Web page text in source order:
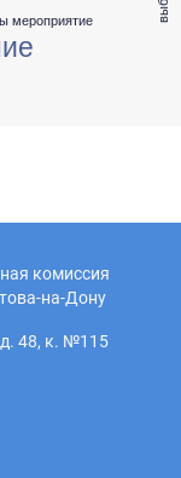
мероприятие
комиссия
на-Дону
д. 48, к. №115